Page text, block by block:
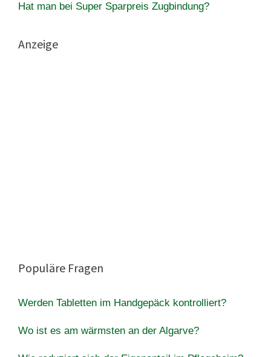
Hat man bei Super Sparpreis Zugbindung?
Anzeige
Populäre Fragen
Werden Tabletten im Handgepäck kontrolliert?
Wo ist es am wärmsten an der Algarve?